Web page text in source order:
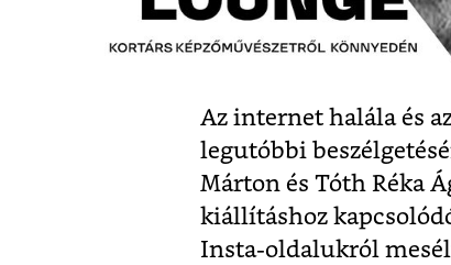
Az internet halála és
legutóbbi
Márton és Tóth Réka
kiállításhoz
Insta-oldalukról